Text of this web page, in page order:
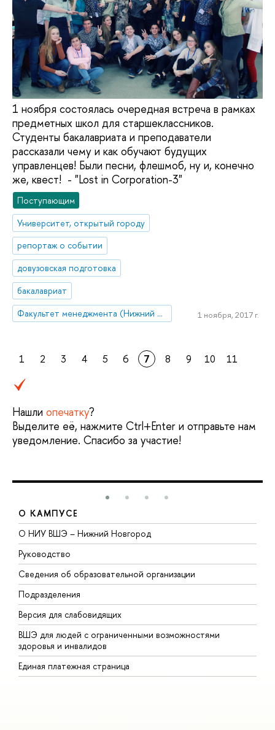
1 ноября состоялась очередная встреча в рамках
предметных школ для старшеклассников.
Студенты бакалавриата и преподаватели
рассказали чему и как обучают будущих
управленцев! Были песни, флешмоб, ну и, конечно
же, квест! - "Lost in Corporation-3"
Поступающим
Университет, открытый городу
репортаж о событии
довузовская подготовка
бакалавриат
Факультет менеджмента (Нижний Новгород)
1 ноября, 2017 г.
1 2 3 4 5 6 7 8 9 10 11
Нашли опечатку?
Выделите её, нажмите Ctrl+Enter и отправьте нам
уведомление. Спасибо за участие!
О КАМПУСЕ
О НИУ ВШЭ – Нижний Новгород
Руководство
Сведения об образовательной организации
Подразделения
Версия для слабовидящих
ВШЭ для людей с ограниченными возможностями
здоровья и инвалидов
Единая платежная страница